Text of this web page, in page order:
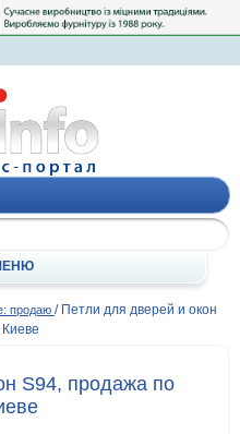
продаю / Петли для дверей и окон
S94, продажа по